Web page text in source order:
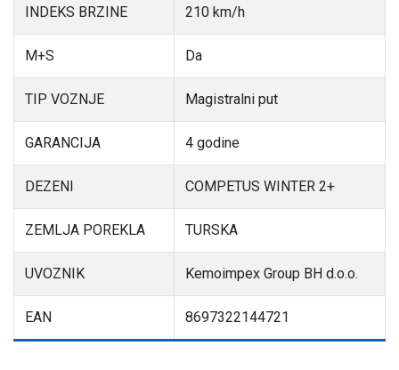
INDEKS BRZINE 210 km/h
M+S Da
TIP VOZNJE Magistralni put
GARANCIJA 4 godine
DEZENI COMPETUS WINTER 2+
ZEMLJA POREKLA TURSKA
UVOZNIK Kemoimpex Group BH d.o.o.
EAN 8697322144721